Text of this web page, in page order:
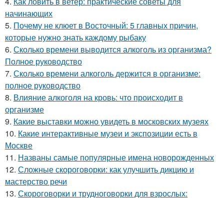
начинающих
5. Почему не клюет в Восточный: 5 главных причин,
которые нужно знать каждому рыбаку
6. Сколько времени выводится алкоголь из организма?
Полное руководство
7. Сколько времени алкоголь держится в организме:
полное руководство
8. Влияние алкоголя на кровь: что происходит в
организме
9. Какие выставки можно увидеть в московских музеях
10. Какие интерактивные музеи и экспозиции есть в
Москве
11. Названы самые популярные имена новорожденных
12. Сложные скороговорки: как улучшить дикцию и
мастерство речи
13. Скороговорки и трудноговорки для взрослых: